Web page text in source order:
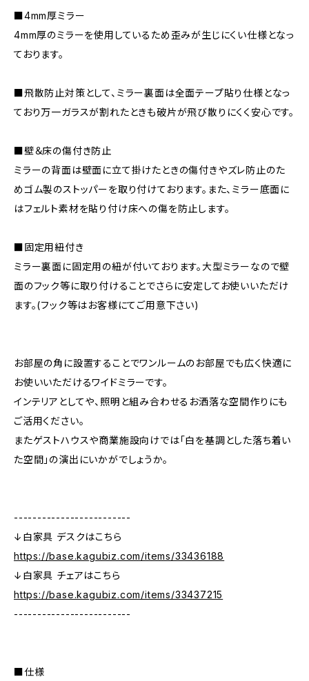
■4mm厚ミラー
4mm厚のミラーを使用しているため歪みが生じにくい仕様となっ
ております。
■飛散防止対策として、ミラー裏面は全面テープ貼り仕様となっ
ており万一ガラスが割れたときも破片が飛び散りにくく安心です。
■壁＆床の傷付き防止
ミラーの背面は壁面に立て掛けたときの傷付きやズレ防止のた
めゴム製のストッパーを取り付けております。また、ミラー底面に
はフェルト素材を貼り付け床への傷を防止します。
■固定用紐付き
ミラー裏面に固定用の紐が付いております。大型ミラーなので壁
面のフック等に取り付けることでさらに安定してお使いいただけ
ます。(フック等はお客様にてご用意下さい)
お部屋の角に設置することでワンルームのお部屋でも広く快適に
お使いいただけるワイドミラーです。
インテリアとしてや、照明と組み合わせるお洒落な空間作りにも
ご活用ください。
またゲストハウスや商業施設向けでは「白を基調とした落ち着い
た空間」の演出にいかがでしょうか。
-------------------------
↓白家具 デスクはこちら
https://base.kagubiz.com/items/33436188
↓白家具 チェアはこちら
https://base.kagubiz.com/items/33437215
-------------------------
■仕様